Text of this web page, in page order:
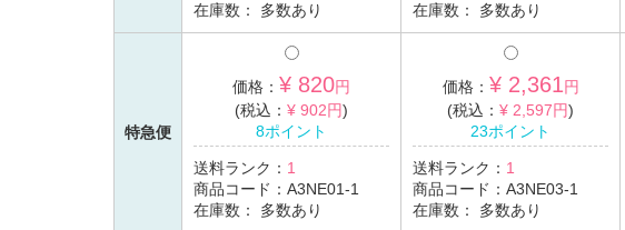
在庫数： 多数あり
在庫数： 多数あり
特急便
価格： ¥ 820円
(税込： ¥ 902円)
8ポイント
送料ランク： 1
商品コード： A3NE01-1
在庫数： 多数あり
価格： ¥ 2,361円
(税込： ¥ 2,597円)
23ポイント
送料ランク： 1
商品コード： A3NE03-1
在庫数： 多数あり